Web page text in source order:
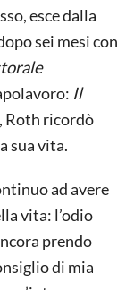
esce dalla
sei mesi con
Il
Roth ricordò
sua vita.
ad avere
vita: l’odio
prendo
di mia